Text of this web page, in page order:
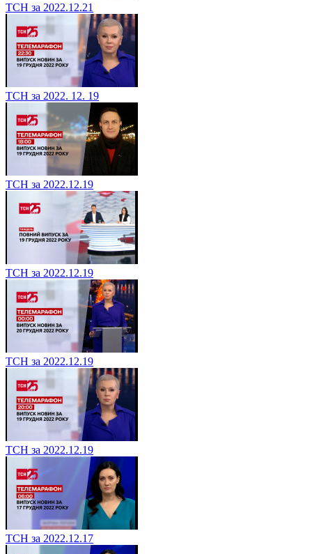
ТСН за 2022.12.21
ТСН за 2022. 12. 19
ТСН за 2022.12.19
ТСН за 2022.12.19
ТСН за 2022.12.19
ТСН за 2022.12.19
ТСН за 2022.12.17